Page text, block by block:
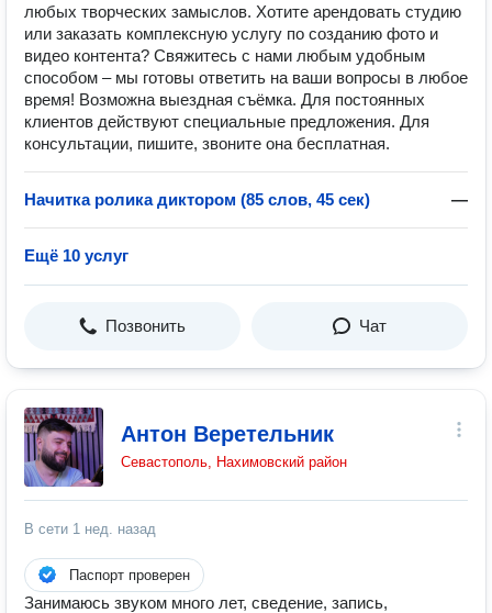
любых творческих замыслов. Хотите арендовать студию
или заказать комплексную услугу по созданию фото и
видео контента? Свяжитесь с нами любым удобным
способом – мы готовы ответить на ваши вопросы в любое
время! Возможна выездная съёмка. Для постоянных
клиентов действуют специальные предложения. Для
консультации, пишите, звоните она бесплатная.
Начитка ролика диктором (85 слов, 45 сек) —
Ещё 10 услуг
Позвонить Чат
Антон Веретельник
Севастополь, Нахимовский район
В сети 1 нед. назад
Паспорт проверен
Занимаюсь звуком много лет, сведение, запись,